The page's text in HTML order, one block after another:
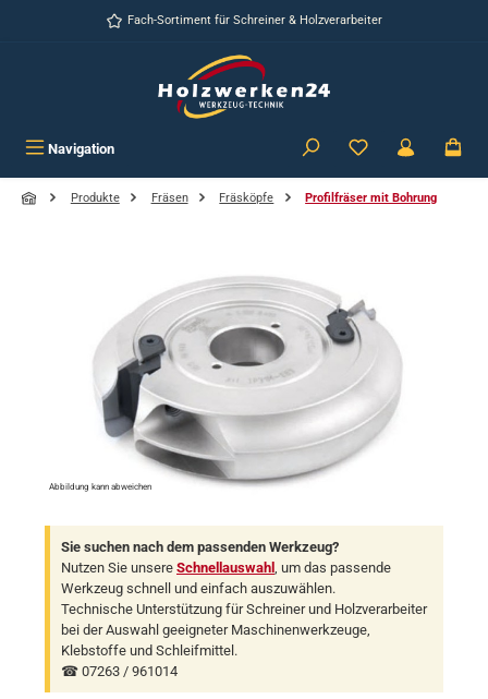
Zum Hauptinhalt springenFach-Sortiment für Schreiner & Holzverarbeiter
Navigation
Produkte Fräsen Fräsköpfe Profilfräser mit Bohrung
Abbildung kann abweichen
Sie suchen nach dem passenden Werkzeug?
Nutzen Sie unsere Schnellauswahl , um das passende
Werkzeug schnell und einfach auszuwählen.
Technische Unterstützung für Schreiner und Holzverarbeiter
bei der Auswahl geeigneter Maschinenwerkzeuge,
Klebstoffe und Schleifmittel.
☎ 07263 / 961014